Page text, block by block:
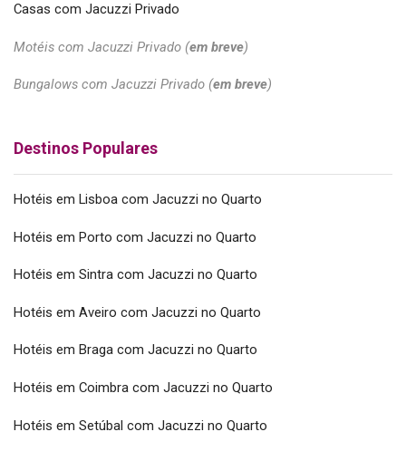
Casas com Jacuzzi Privado
Motéis com Jacuzzi Privado (em breve)
Bungalows com Jacuzzi Privado (em breve)
Destinos Populares
Hotéis em Lisboa com Jacuzzi no Quarto
Hotéis em Porto com Jacuzzi no Quarto
Hotéis em Sintra com Jacuzzi no Quarto
Hotéis em Aveiro com Jacuzzi no Quarto
Hotéis em Braga com Jacuzzi no Quarto
Hotéis em Coimbra com Jacuzzi no Quarto
Hotéis em Setúbal com Jacuzzi no Quarto